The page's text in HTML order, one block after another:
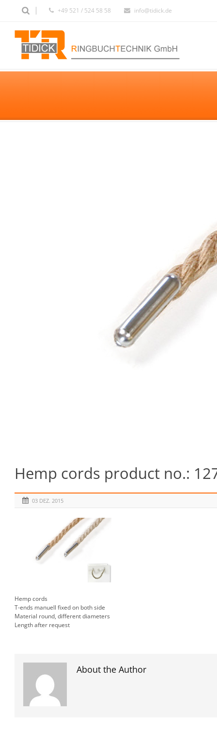
+49 521 / 524 58 58 info@tidick.de
Hemp cords product no.:
03 DEZ. 2015
Hemp cords
T-ends manuell fixed on both side
Material round, different diameters
Length after request
About the Author